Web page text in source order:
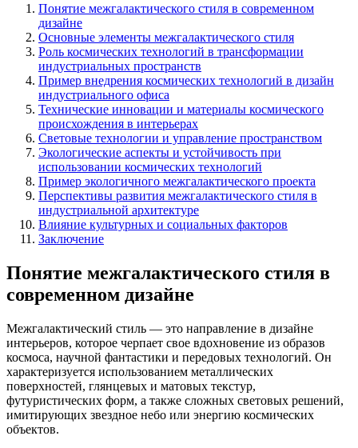
Понятие межгалактического стиля в современном
дизайне
Основные элементы межгалактического стиля
Роль космических технологий в трансформации
индустриальных пространств
Пример внедрения космических технологий в дизайн
индустриального офиса
Технические инновации и материалы космического
происхождения в интерьерах
Световые технологии и управление пространством
Экологические аспекты и устойчивость при
использовании космических технологий
Пример экологичного межгалактического проекта
Перспективы развития межгалактического стиля в
индустриальной архитектуре
Влияние культурных и социальных факторов
Заключение
Понятие межгалактического стиля в
современном дизайне
Межгалактический стиль — это направление в дизайне
интерьеров, которое черпает свое вдохновение из образов
космоса, научной фантастики и передовых технологий. Он
характеризуется использованием металлических
поверхностей, глянцевых и матовых текстур,
футуристических форм, а также сложных световых решений,
имитирующих звездное небо или энергию космических
объектов.